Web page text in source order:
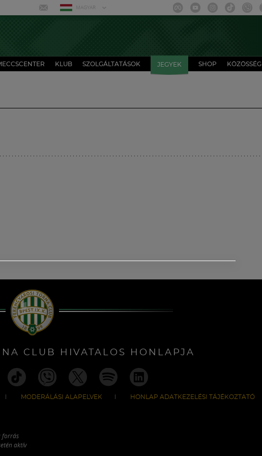
MAGYAR
KLUB SZOLGÁLTATÁSOK JEGYEK SHOP KÖZÖSSÉG
CLUB HIVATALOS HONLAPJA
MODERÁLÁSI ALAPELVEK HONLAP ADATKEZELÉSI TÁJÉKOZTATÓ
forrás
aktív